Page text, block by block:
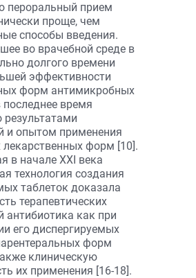
пероральный прием
проще, чем
способы введения.
во врачебной среде в
долгого времени
эффективности
форм антимикробных
последнее время
результатами
и опытом применения
форм [10].
в начале XXI века
технология создания
таблеток доказала
терапевтических
антибиотика как при
его диспергируемых
форм
клиническую
их применения [16-18].